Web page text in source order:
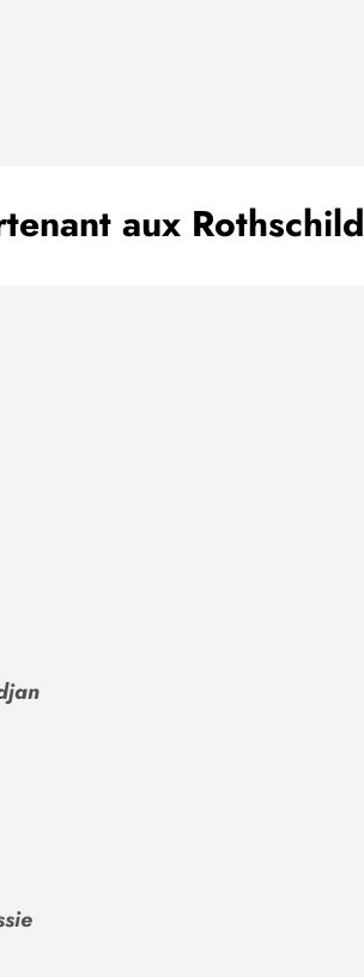
aux Rothschild